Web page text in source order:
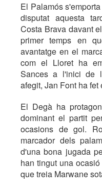
El Palamós
disputat aquesta
Costa Brava davant
primer temps en
avantatge en el
com el Lloret ha
Sances a l'inici de
afegit, Jan Font ha
El Degà ha
dominant el partit
ocasions de gol.
marcador dels
d'una bona jugada
han tingut una
que treia Marwane